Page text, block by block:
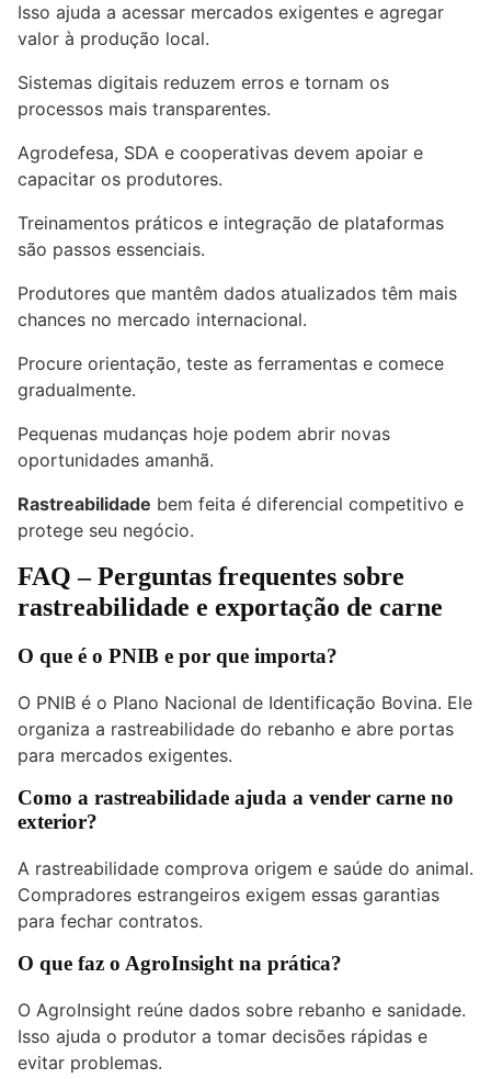
Isso ajuda a acessar mercados exigentes e agregar
valor à produção local.
Sistemas digitais reduzem erros e tornam os
processos mais transparentes.
Agrodefesa, SDA e cooperativas devem apoiar e
capacitar os produtores.
Treinamentos práticos e integração de plataformas
são passos essenciais.
Produtores que mantêm dados atualizados têm mais
chances no mercado internacional.
Procure orientação, teste as ferramentas e comece
gradualmente.
Pequenas mudanças hoje podem abrir novas
oportunidades amanhã.
Rastreabilidade bem feita é diferencial competitivo e
protege seu negócio.
FAQ – Perguntas frequentes sobre
rastreabilidade e exportação de carne
O que é o PNIB e por que importa?
O PNIB é o Plano Nacional de Identificação Bovina. Ele
organiza a rastreabilidade do rebanho e abre portas
para mercados exigentes.
Como a rastreabilidade ajuda a vender carne no
exterior?
A rastreabilidade comprova origem e saúde do animal.
Compradores estrangeiros exigem essas garantias
para fechar contratos.
O que faz o AgroInsight na prática?
O AgroInsight reúne dados sobre rebanho e sanidade.
Isso ajuda o produtor a tomar decisões rápidas e
evitar problemas.